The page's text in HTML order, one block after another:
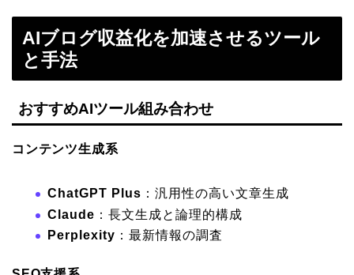
AIブログ収益化を加速させるツール
と手法
おすすめAIツール組み合わせ
コンテンツ生成系
ChatGPT Plus ：汎用性の高い文章生成
Claude ：長文生成と論理的構成
Perplexity ：最新情報の調査